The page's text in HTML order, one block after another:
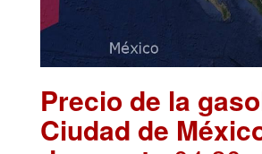
Precio de la
Ciudad de